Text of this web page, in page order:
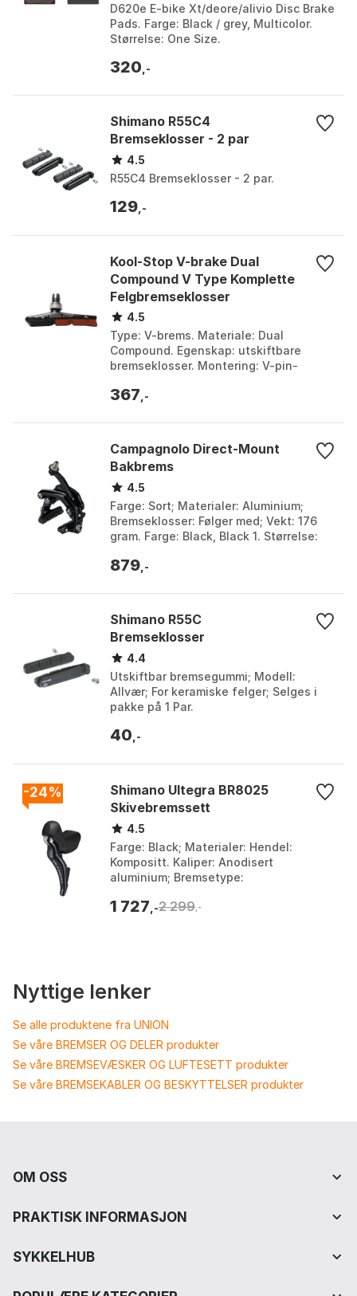
D620e E-bike Xt/deore/alivio Disc Brake
Pads. Farge: Black / grey, Multicolor.
Størrelse: One Size.
320 ,-
Shimano R55C4
Bremseklosser - 2 par
4.5
R55C4 Bremseklosser - 2 par.
129 ,-
Kool-Stop V-brake Dual
Compound V Type Komplette
Felgbremseklosser
4.5
Type: V-brems. Materiale: Dual
Compound. Egenskap: utskiftbare
bremseklosser. Montering: V-pin-
brown. Størrelse: One Size.
367 ,-
Campagnolo Direct-Mount
Bakbrems
4.5
Farge: Sort; Materialer: Aluminium;
Bremseklosser: Følger med; Vekt: 176
gram. Farge: Black, Black 1. Størrelse:
879 ,-
Shimano R55C
Bremseklosser
4.4
Utskiftbar bremsegummi; Modell:
Allvær; For keramiske felger; Selges i
pakke på 1 Par.
40 ,-
-24%
Shimano Ultegra BR8025
Skivebremssett
4.5
Farge: Black; Materialer: Hendel:
Kompositt. Kaliper: Anodisert
aluminium; Bremsetype:
Shimano mineralolje. Farge: Black, Bla...
1 727 ,-2 299 ,-
Nyttige lenker
Se alle produktene fra UNION
Se våre BREMSER OG DELER produkter
Se våre BREMSEVÆSKER OG LUFTESETT produkter
Se våre BREMSEKABLER OG BESKYTTELSER produkter
OM OSS
PRAKTISK INFORMASJON
SYKKELHUB